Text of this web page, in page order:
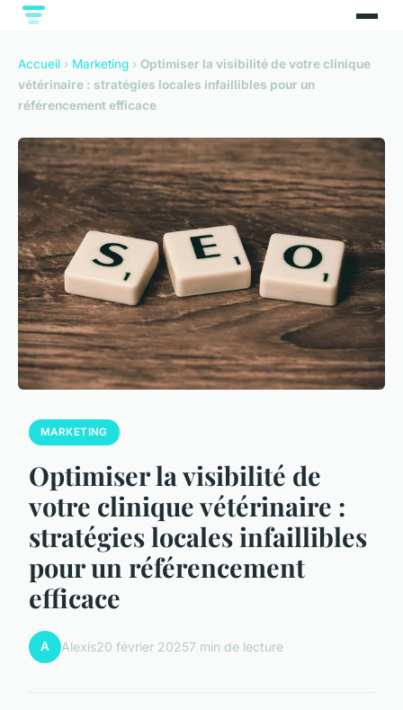
Accueil › Marketing › Optimiser la visibilité de votre clinique
vétérinaire : stratégies locales infaillibles pour un
référencement efficace
MARKETING
Optimiser la visibilité de
votre clinique vétérinaire :
stratégies locales infaillibles
pour un référencement
efficace
A Alexis20 février 20257 min de lecture